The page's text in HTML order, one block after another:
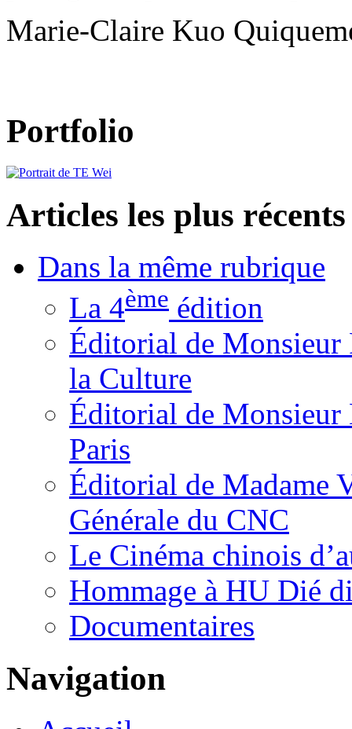
Marie-Claire Kuo
Portfolio
Articles les plus récents
Dans la même rubrique
La 4ème édition
Éditorial de
la Culture
Éditorial de
Paris
Éditorial de Madame
Générale du CNC
Le Cinéma chinois
Hommage à HU Dié
Documentaires
Navigation